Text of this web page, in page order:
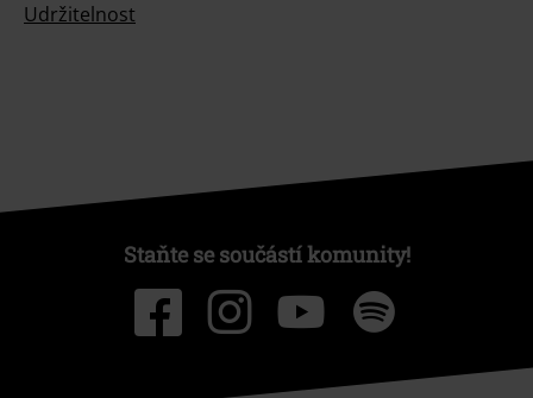
Udržitelnost
Staňte se součástí komunity!